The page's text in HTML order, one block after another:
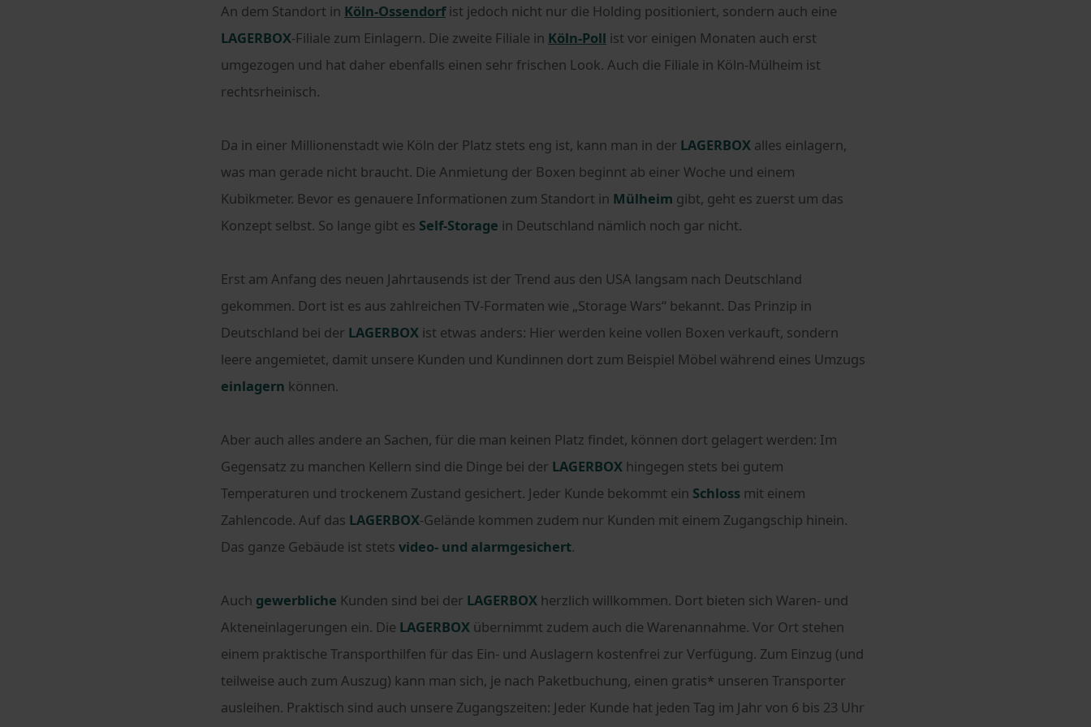
An dem Standort in Köln-Ossendorfist jedoch nicht nur die Holding positioniert, sondern auch eine
LAGERBOX-Filiale zum Einlagern. Die zweite Filiale in Köln-Poll ist vor einigen Monaten auch erst
umgezogen und hat daher ebenfalls einen sehr frischen Look. Auch die Filiale in Köln-Mülheim ist
rechtsrheinisch.
Da in einer Millionenstadt wie Köln der Platz stets eng ist, kann man in der LAGERBOX alles einlagern,
was man gerade nicht braucht. Die Anmietung der Boxen beginnt ab einer Woche und einem
Kubikmeter. Bevor es genauere Informationen zum Standort in Mülheim gibt, geht es zuerst um das
Konzept selbst. So lange gibt es Self-Storage in Deutschland nämlich noch gar nicht.
Erst am Anfang des neuen Jahrtausends ist der Trend aus den USA langsam nach Deutschland
gekommen. Dort ist es aus zahlreichen TV-Formaten wie „Storage Wars“ bekannt. Das Prinzip in
Deutschland bei der LAGERBOX ist etwas anders: Hier werden keine vollen Boxen verkauft, sondern
leere angemietet, damit unsere Kunden und Kundinnen dort zum Beispiel Möbel während eines Umzugs
einlagern können.
Aber auch alles andere an Sachen, für die man keinen Platz findet, können dort gelagert werden: Im
Gegensatz zu manchen Kellern sind die Dinge bei der LAGERBOX hingegen stets bei gutem
Temperaturen und trockenem Zustand gesichert. Jeder Kunde bekommt ein Schloss mit einem
Zahlencode. Auf das LAGERBOX-Gelände kommen zudem nur Kunden mit einem Zugangschip hinein.
Das ganze Gebäude ist stets video- und alarmgesichert.
Auch gewerbliche Kunden sind bei der LAGERBOX herzlich willkommen. Dort bieten sich Waren- und
Akteneinlagerungen ein. Die LAGERBOX übernimmt zudem auch die Warenannahme. Vor Ort stehen
einem praktische Transporthilfen für das Ein- und Auslagern kostenfrei zur Verfügung. Zum Einzug (und
teilweise auch zum Auszug) kann man sich, je nach Paketbuchung, einen gratis* unseren Transporter
ausleihen. Praktisch sind auch unsere Zugangszeiten: Jeder Kunde hat jeden Tag im Jahr von 6 bis 23 Uhr